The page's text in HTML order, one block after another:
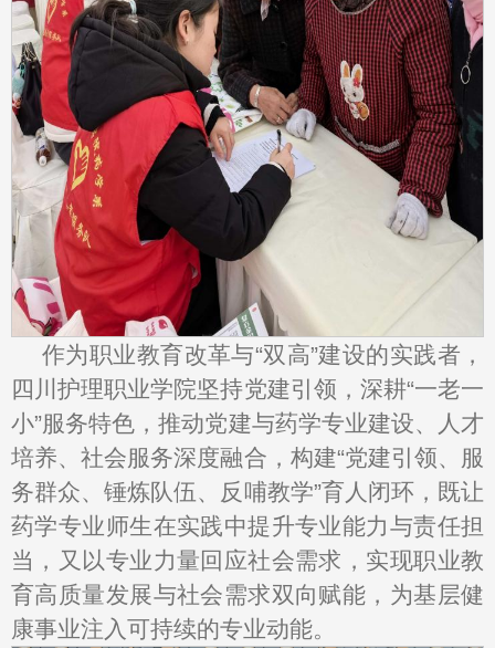
作为职业教育改革与“双高”建设的实践者，
四川护理职业学院坚持党建引领，深耕“一老一
小”服务特色，推动党建与药学专业建设、人才
培养、社会服务深度融合，构建“党建引领、服
务群众、锤炼队伍、反哺教学”育人闭环，既让
药学专业师生在实践中提升专业能力与责任担
当，又以专业力量回应社会需求，实现职业教
育高质量发展与社会需求双向赋能，为基层健
康事业注入可持续的专业动能。